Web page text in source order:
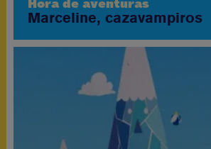
Marceline, cazavampiros